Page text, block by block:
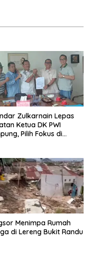
Zulkarnain Lepas
Ketua DK PWI
Pilih Fokus di
Menimpa Rumah
di Lereng Bukit Randu